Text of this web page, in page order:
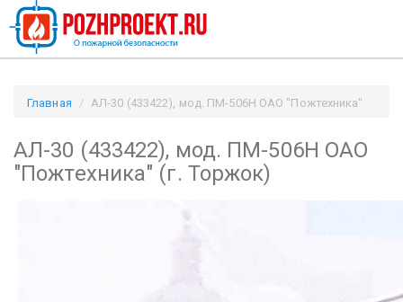
Главная
АЛ-30 (433422), мод. ПМ-506Н ОАО "Пожтехника"
АЛ-30 (433422), мод. ПМ-506Н ОАО
"Пожтехника" (г. Торжок)